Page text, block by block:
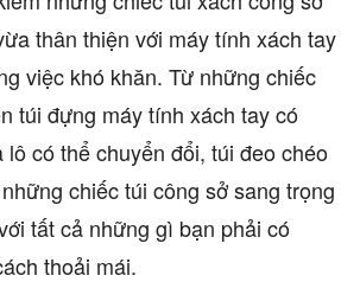
thân thiện với máy tính xách tay
việc khó khăn. Từ những chiếc
túi đựng máy tính xách tay có
lô có thể chuyển đổi, túi đeo chéo
chiếc túi công sở sang trọng
tất cả những gì bạn phải có
thoải mái.